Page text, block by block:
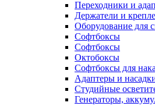
Переходники и
Держатели и
Оборудование для
Софтбоксы
Софтбоксы
Октобоксы
Софтбоксы для
Адаптеры и
Студийные
Генераторы,